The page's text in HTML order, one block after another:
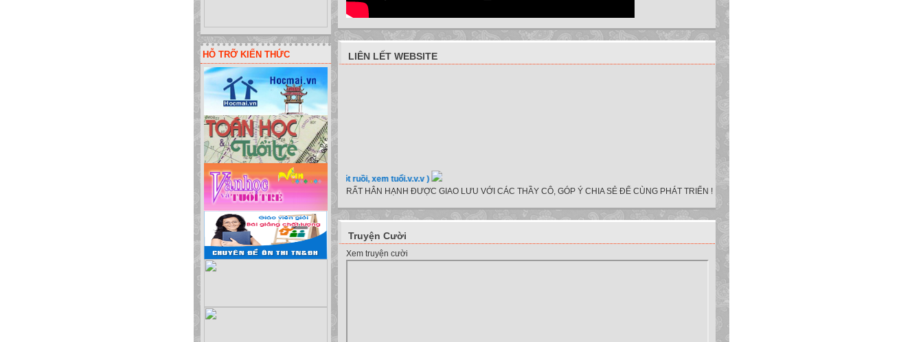
HỖ TRỠ KIẾN THỨC LIÊN LẾT WEBSITE
lấy code liên kết các đơn vị! Hoặc bói vui: sim đẹp, đặt tên cho bé, màu sắc xe, nốt ruồi, xem tuổi.v.v.v )
RẤT HÂN HẠNH ĐƯỢC GIAO LƯU VỚI CÁC THẦY CÔ, GÓP Ý CHIA SẺ ĐỂ CÙNG PHÁT TRIỂN !
Truyện Cười
Xem truyện cười